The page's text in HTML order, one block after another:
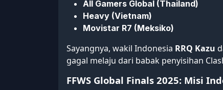
All Gamers Global (Thailand)
Heavy (Vietnam)
Movistar R7 (Meksiko)
Sayangnya, wakil Indonesia RRQ Kazu
gagal melaju dari babak penyisihan
FFWS Global Finals 2025: Misi